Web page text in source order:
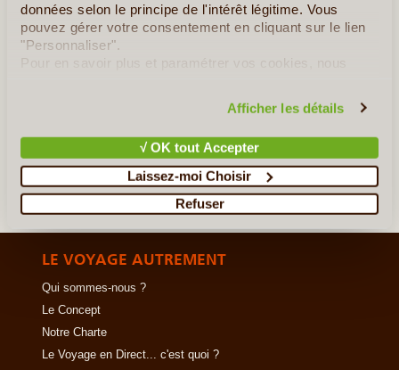
données selon le principe de l'intérêt légitime. Vous
pouvez gérer votre consentement en cliquant sur le lien
"Personnaliser".
Pour en savoir plus et paramétrer vos cookies, nous
Afficher les détails
√ OK tout Accepter
Laissez-moi Choisir
Refuser
En détail ≻
Sur les routes montagneuses du Pamir
Tous les circuits au Tadjikistan»
LE VOYAGE AUTREMENT
Qui sommes-nous ?
Le Concept
Notre Charte
Le Voyage en Direct... c'est quoi ?